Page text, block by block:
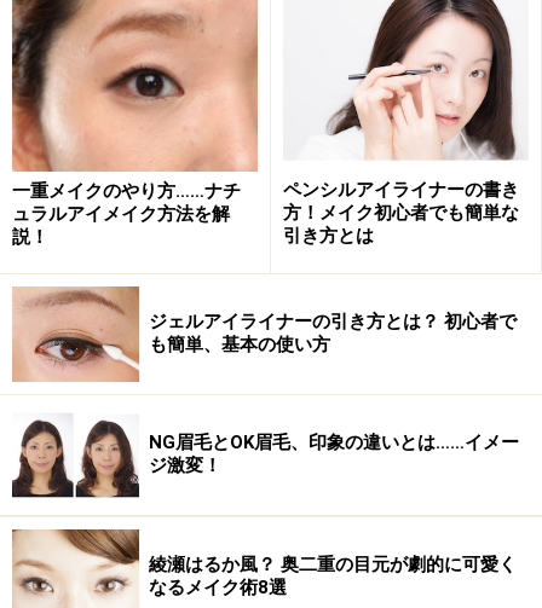
2. 自然な仕上がり！つけまつげはつける前
に柔らかく曲げる
ナチュラルタイプをセレクト！
今回使用するつけまつげは、クロスしていないナチュラ
ルタイプ。自然な雰囲気に仕上がります。
やさしく取り扱うように！
つけまつげを容器から取り出したら、まぶたのカーブに
フィットするように、両端を持ってかるく曲げます。
一重メイクのやり方……ナチ
ュラルアイメイク方法を解
説！
ペンシルアイライナーの書き
方！メイク初心者でも簡単な
引き方とは
ジェルアイライナーの引き方とは？ 初心者で
も簡単、基本の使い方
NG眉毛とOK眉毛、印象の違いとは……イメー
ジ激変！
綾瀬はるか風？ 奥二重の目元が劇的に可愛く
なるメイク術8選